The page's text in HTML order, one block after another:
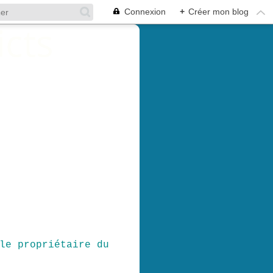
Connexion + Créer mon blog
propriétaire du